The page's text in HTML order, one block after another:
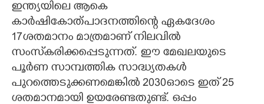
ഇന്ത്യയിലെ ആകെ
കാർഷികോത്പാദനത്തിന്റെ ഏകദേശം
17ശതമാനം മാത്രമാണ് നിലവിൽ
സംസ്‌കരിക്കപ്പെടുന്നത്. ഈ മേഖലയുടെ
പൂർണ സാമ്പത്തിക സാദ്ധ്യതകൾ
പുറത്തെടുക്കണമെങ്കിൽ 2030ഓടെ ഇത് 25
ശതമാനമായി ഉയരേണ്ടതുണ്ട്. ഒപ്പം